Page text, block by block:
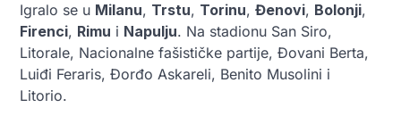
Igralo se u Milanu, Trstu, Torinu, Đenovi, Bolonji,
Firenci, Rimu i Napulju. Na stadionu San Siro,
Litorale, Nacionalne fašističke partije, Đovani Berta,
Luiđi Feraris, Đorđo Askareli, Benito Musolini i
Litorio.